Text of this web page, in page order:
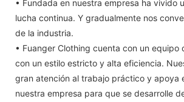
• Fundada en nuestra empresa ha vivido
lucha continua. Y gradualmente nos
de la industria.
• Fuanger Clothing cuenta con un
con un estilo estricto y alta eficiencia.
gran atención al trabajo práctico y apoya
nuestra empresa para que se desarrolle